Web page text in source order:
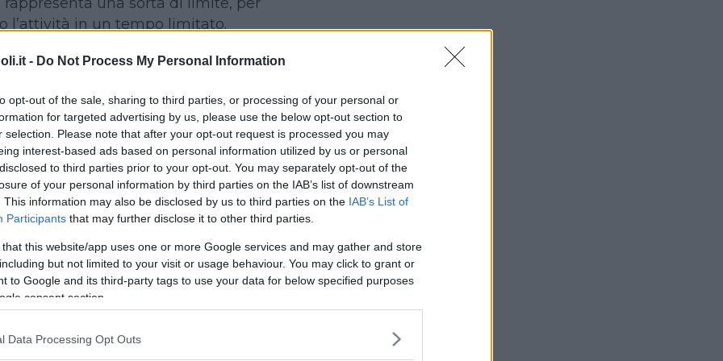
- Do Not Process My Personal Information
opt-out of the sale, sharing to third parties, or processing of your personal or
for targeted advertising by us, please use the below opt-out section to
selection. Please note that after your opt-out request is processed you may
interest-based ads based on personal information utilized by us or personal
to third parties prior to your opt-out. You may separately opt-out of the
of your personal information by third parties on the IAB’s list of downstream
This information may also be disclosed by us to third parties on the IAB’s List of
Participants that may further disclose it to other third parties.
that this website/app uses one or more Google services and may gather and store
but not limited to your visit or usage behaviour. You may click to grant or
to Google and its third-party tags to use your data for below specified purposes
consent section.
Data Processing Opt Outs
l’attività in un tempo limitato.
SI, PERCHÈ NO?
che mamma e papà
è anche fondamentale
Solo rimanendo da soli,
mettere davvero alla prova
per superare la noia. Ecco
va contestualizzato in un lasso
negli altri momenti il piccolo deve
il suo tempo libero da solo.
QUELLO GIUSTO PER GIOCARE
giocare sempre. In ogni
Tutto, infatti, può diventare
quando fate la spesa,
quando li accompagnate a